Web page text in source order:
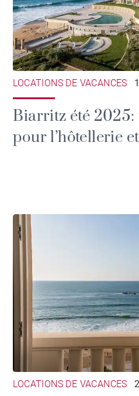
LOCATIONS DE VACANCES
Biarritz été
pour l’hôtellerie
LOCATIONS DE VACANCES